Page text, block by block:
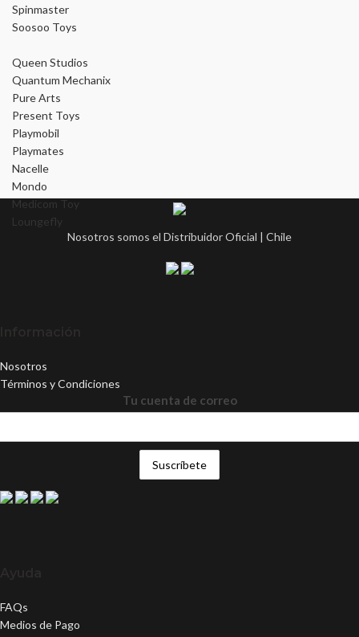
Spinmaster
Soosoo Toys
Queen Studios
Quantum Mechanix
Pure Arts
Present Toys
Playmobil
Playmates
Nacelle
Mondo
Medicom Toy
Loungefly
Nosotros somos el Distribuidor Oficial | Chile
Nosotros
Términos y Condiciones
Tu cuenta de correo
FAQs
Medios de Pago